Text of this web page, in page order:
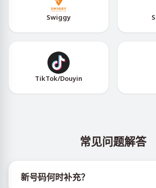
Swiggy
TikTok/Douyin
常见问题解答
新号码何时补充？